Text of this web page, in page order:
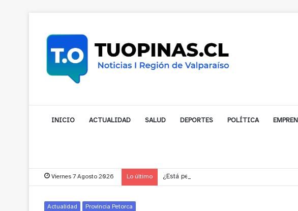
INICIO ACTUALIDAD SALUD DEPORTES POLÍTICA
Viernes 7 Agosto 2026 Lo último ¿Está pensando en cambiarse de trabajo?
Actualidad Provincia Petorca